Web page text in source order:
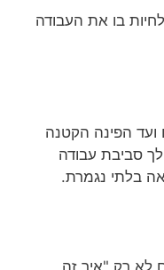
בו את העבודה
ועד הפינה הקטנה
סביבת עבודה
בלתי נגמרת.
לא רק "איך זה